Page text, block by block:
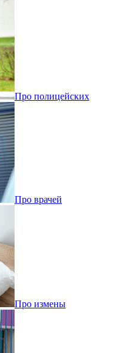
Про полицейских
Про врачей
Про измены